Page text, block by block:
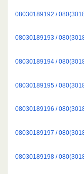
08030189192 /
08030189193 /
08030189194 /
08030189195 /
08030189196 /
08030189197 /
08030189198 /